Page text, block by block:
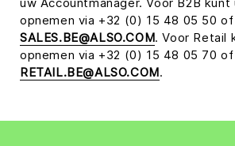
opnemen via +32 (0) 15 48 05 50 of
SALES.BE@ALSO.COM. Voor Retail
opnemen via +32 (0) 15 48 05 70 of
RETAIL.BE@ALSO.COM.